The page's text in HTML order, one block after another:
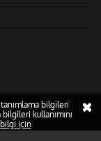
bilgileri
kullanımını
için